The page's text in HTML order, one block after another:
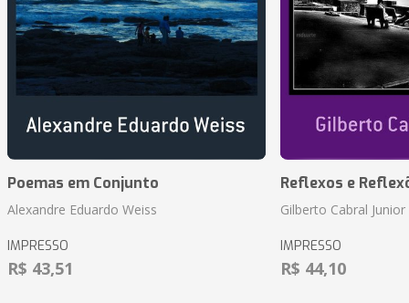
Poemas em Conjunto
Alexandre Eduardo Weiss
IMPRESSO
R$ 43,51
Reflexos e
Gilberto Cabral Junior
IMPRESSO
R$ 44,10